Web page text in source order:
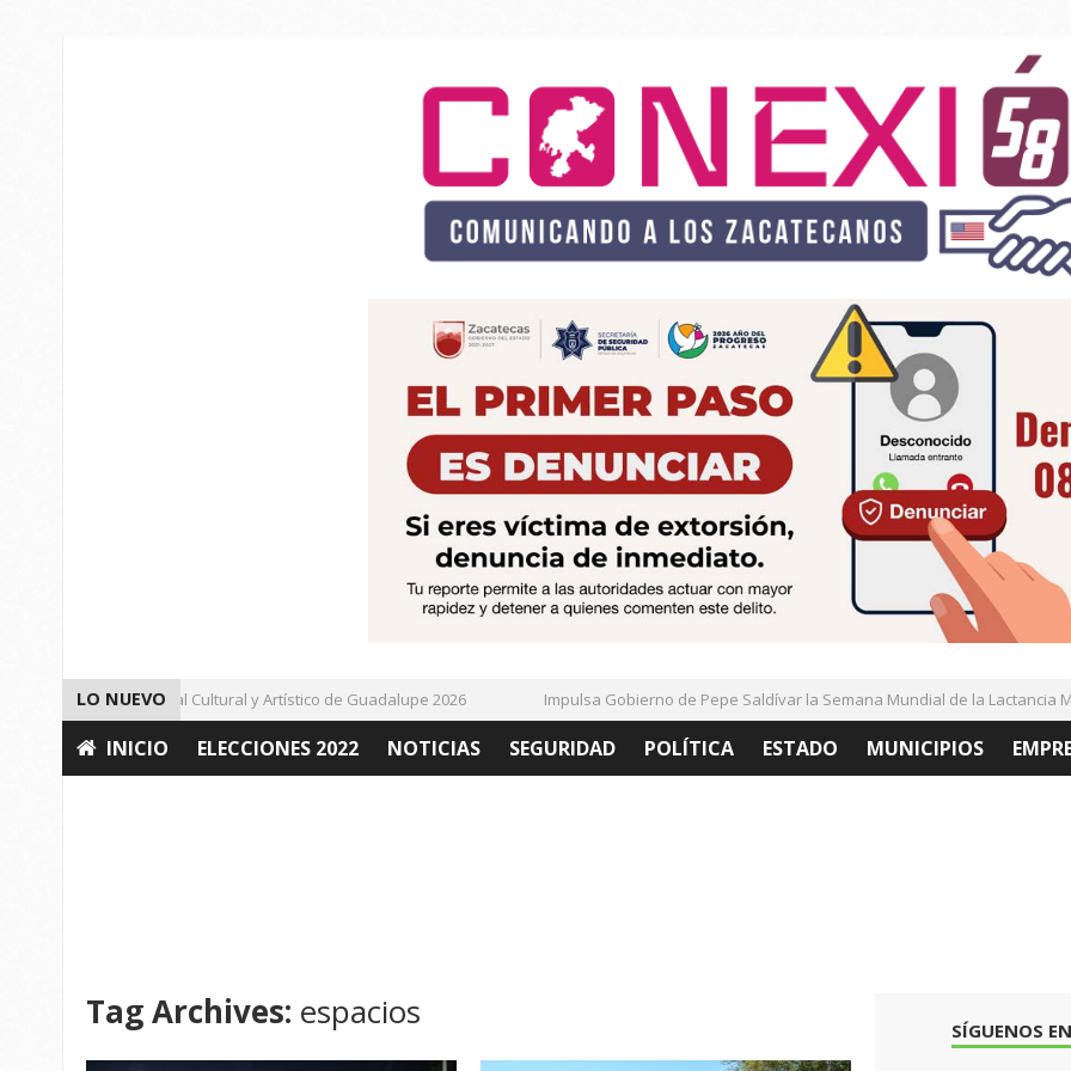
LO NUEVO
Da inicio el Festival Cultural y Artístico de Guadalupe 2026 Impulsa Gobierno de Pepe Saldívar la Semana Mundial de la Lactancia
INICIO ELECCIONES 2022 NOTICIAS SEGURIDAD POLÍTICA ESTADO MUNICIPIOS
Tag Archives: espacios SÍGUENOS